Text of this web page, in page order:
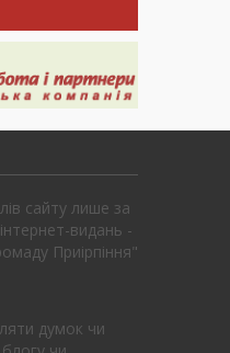
сайту лише за
видань -
Приірпіння"
думок чи